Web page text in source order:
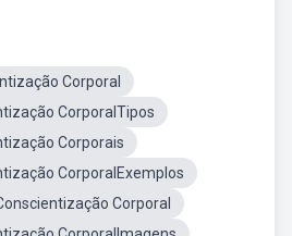
Corporal
CorporalTipos
Corporais
CorporalExemplos
Corporal